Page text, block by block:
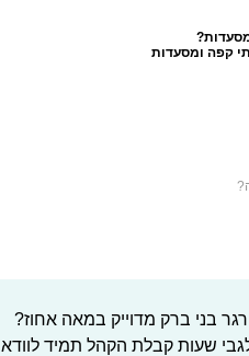
?
קפה ומסעדות
בני ברק מדוייק במאה אחוז?
שעות קבלת הקהל תמיד לוודא